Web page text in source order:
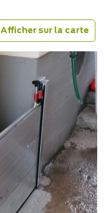
Afficher sur la carte